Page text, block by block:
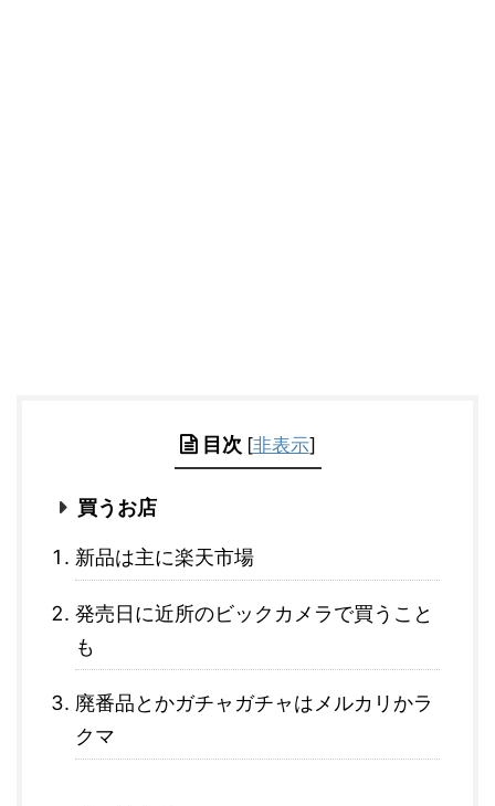
目次 [非表示]
買うお店
新品は主に楽天市場
発売日に近所のビックカメラで買うこと
も
廃番品とかガチャガチャはメルカリかラ
クマ